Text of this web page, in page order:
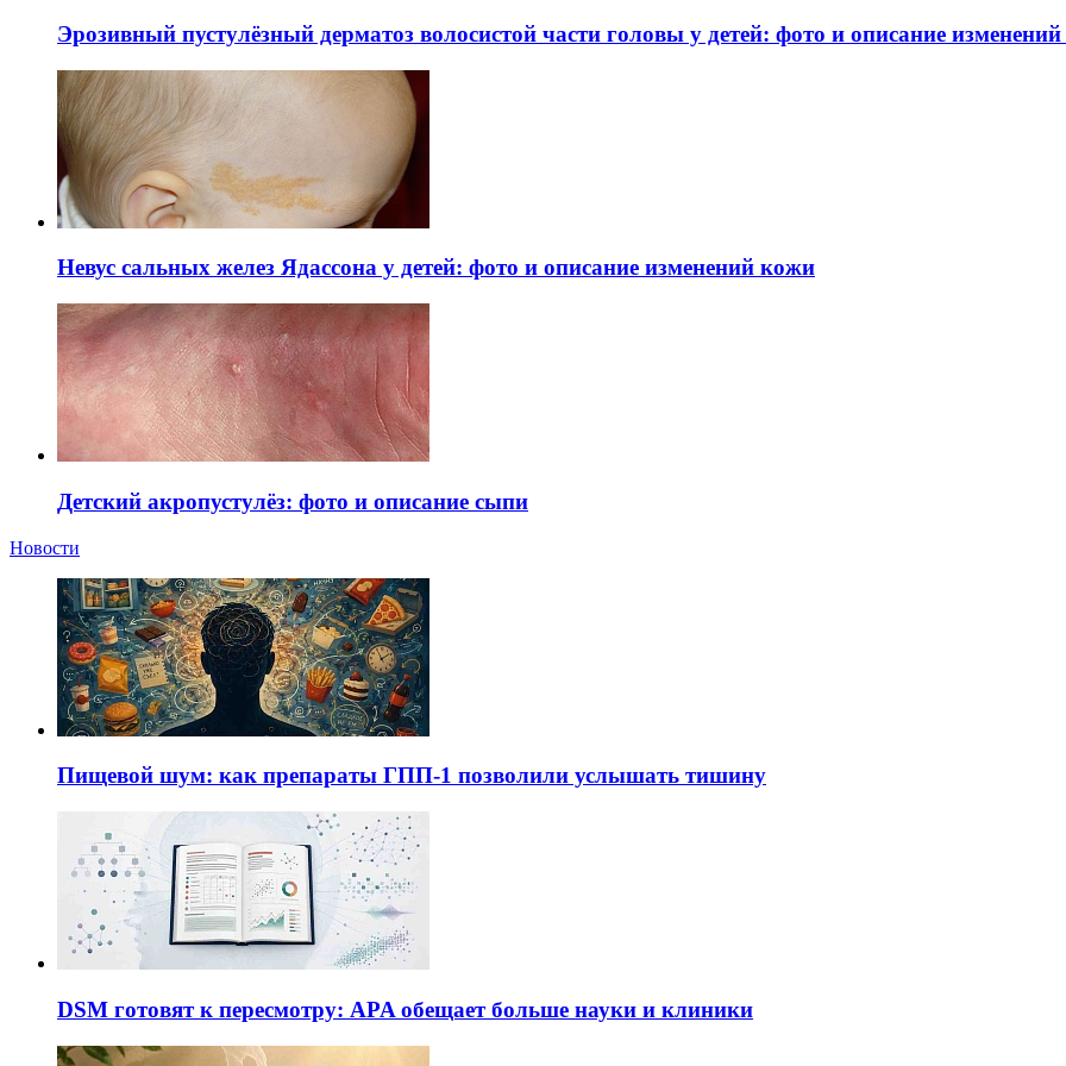
Эрозивный пустулёзный дерматоз волосистой части головы у детей: фото и описание
Невус сальных желез Ядассона у детей: фото и описание изменений кожи
Детский акропустулёз: фото и описание сыпи
Новости
Пищевой шум: как препараты ГПП-1 позволили услышать тишину
DSM готовят к пересмотру: APA обещает больше науки и клиники